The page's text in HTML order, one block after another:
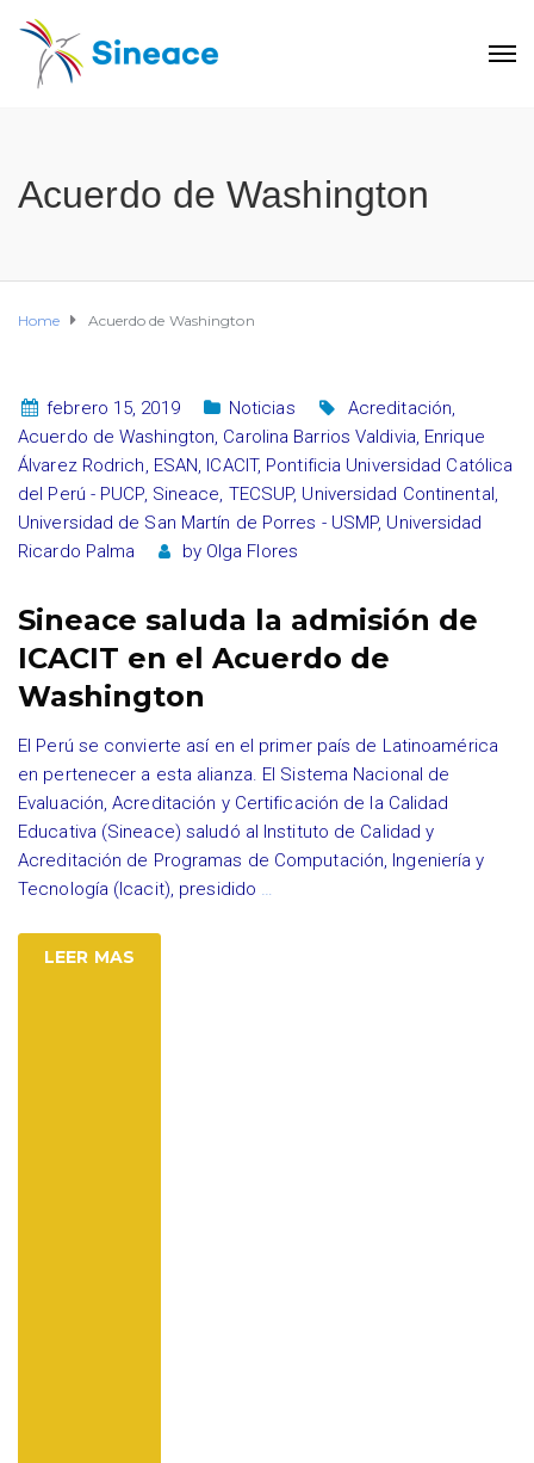
Acuerdo de Washington
Home Acuerdo de Washington
febrero 15, 2019 Noticias Acreditación,
Acuerdo de Washington, Carolina Barrios Valdivia, Enrique
Álvarez Rodrich, ESAN, ICACIT, Pontificia Universidad Católica
del Perú - PUCP, Sineace, TECSUP, Universidad Continental,
Universidad de San Martín de Porres - USMP, Universidad
Ricardo Palma
by Olga Flores
Sineace saluda la admisión de
ICACIT en el Acuerdo de
Washington
El Perú se convierte así en el primer país de Latinoamérica
en pertenecer a esta alianza. El Sistema Nacional de
Evaluación, Acreditación y Certificación de la Calidad
Educativa (Sineace) saludó al Instituto de Calidad y
Acreditación de Programas de Computación, Ingeniería y
Tecnología (Icacit), presidido …
LEER MAS